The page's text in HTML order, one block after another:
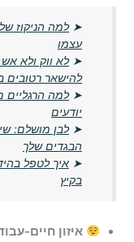
➤למה הניקוז
עצמו
➤לא ווק ולא
להישאר רטובים
➤למה
יודעים
➤לבן מושלם:
הבגדים שלך
➤איך לטפל
בקיץ
איזון חיים-